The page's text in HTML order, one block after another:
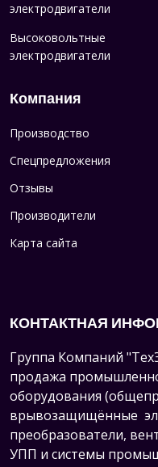
электродвигатели
Высоковольтные
электродвигатели
Компания
Производство
Спецпредложения
Отзывы
Производители
Карта сайта
КОНТАКТНАЯ
Группа Компаний
продажа
оборудования
врывозащищённые
преобразователи,
УПП и системы